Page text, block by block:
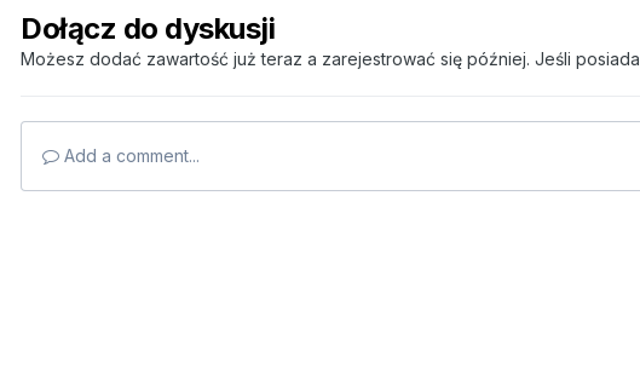
Dołącz do dyskusji
Możesz dodać zawartość już teraz a zarejestrować się później. Jeśli
Add a comment...